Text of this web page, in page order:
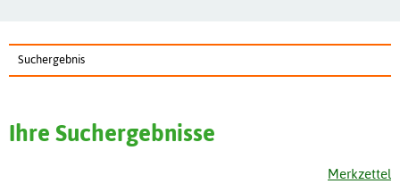
Suchergebnis
Ihre Suchergebnisse
Merkzettel